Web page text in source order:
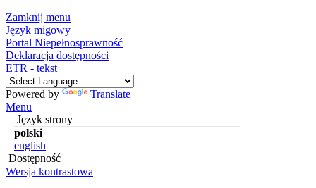
Zamknij menu
Język migowy
Portal Niepełnosprawność
Deklaracja dostępności
ETR - tekst
Powered by
Translate
Menu
Język strony
polski
english
Dostępność
Wersja kontrastowa